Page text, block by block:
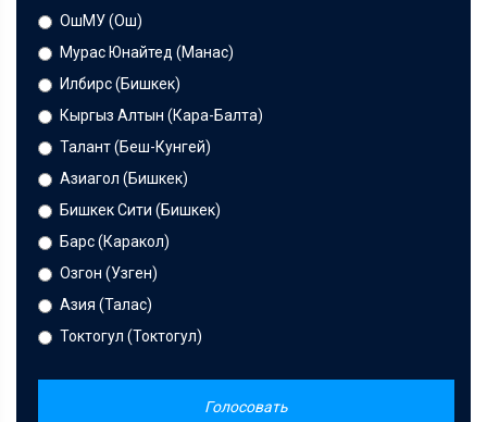
ОшМУ (Ош)
Мурас Юнайтед (Манас)
Илбирс (Бишкек)
Кыргыз Алтын (Кара-Балта)
Талант (Беш-Кунгей)
Азиагол (Бишкек)
Бишкек Сити (Бишкек)
Барс (Каракол)
Озгон (Узген)
Азия (Талас)
Токтогул (Токтогул)
Голосовать